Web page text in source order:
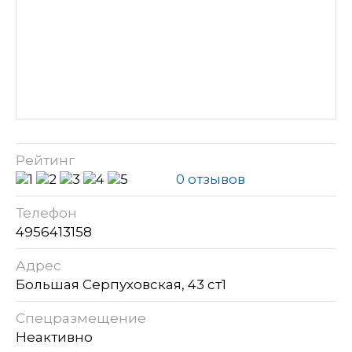
Рейтинг
0 отзывов
Телефон
4956413158
Адрес
Большая Серпуховская, 43 ст1
Спецразмещение
Неактивно